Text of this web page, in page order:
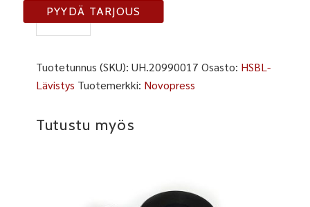
NP
20990017
PYYDÄ TARJOUS
Tuotetunnus (SKU):UH.20990017 Osasto: HSBL-
Lävistys Tuotemerkki: Novopress
Tutustu myös